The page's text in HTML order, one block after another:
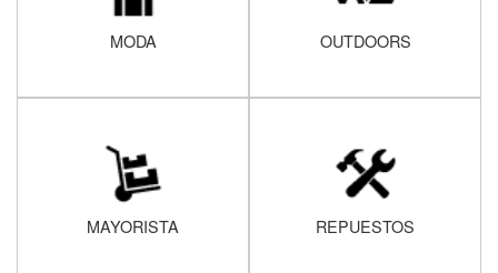
MODA OUTDOORS
MAYORISTA REPUESTOS